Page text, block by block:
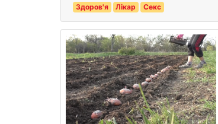
Здоров'я Лікар Секс